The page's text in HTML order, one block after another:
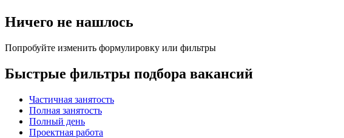
Ничего не нашлось
Попробуйте изменить формулировку или фильтры
Быстрые фильтры подбора вакансий
Частичная занятость
Полная занятость
Полный день
Проектная работа